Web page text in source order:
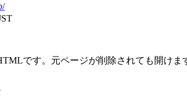
です。元ページが削除されても開けま